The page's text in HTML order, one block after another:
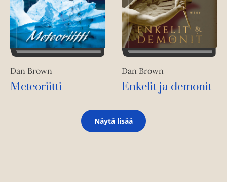
Dan Brown
Meteoriitti
Dan Brown
Enkelit ja demonit
Näytä lisää